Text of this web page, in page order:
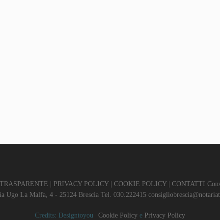
| PRIVACY POLICY| COOKIE POLICY| CONTATTI
Ugo La Malfa, 4 - 25124 Brescia Tel. 030.222415
Credits: Designtoyou Cookie Policy e Privacy Policy